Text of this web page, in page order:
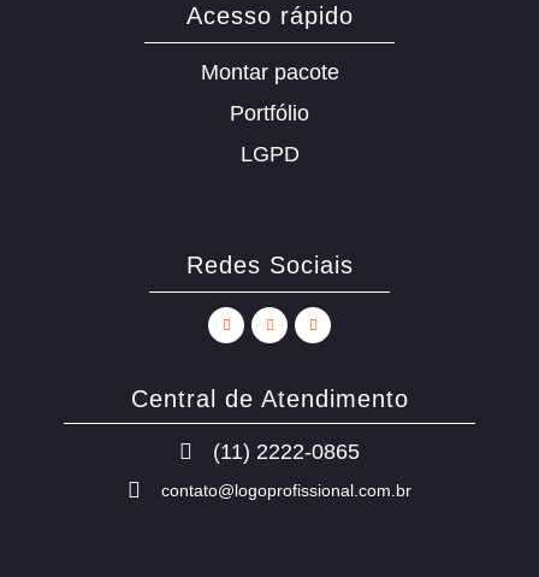
Acesso rápido
Montar pacote
Portfólio
LGPD
Redes Sociais
Central de Atendimento
(11) 2222-0865
contato@logoprofissional.com.br